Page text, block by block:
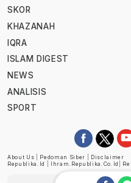
SKOR
KHAZANAH
IQRA
ISLAM DIGEST
NEWS
ANALISIS
SPORT
About Us Pedoman Siber
Disclaimer
Republika.id
Ihram.republika.co.id